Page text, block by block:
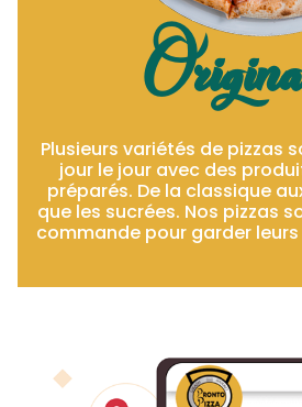
Plusieurs variétés de pizzas
jour le jour avec des
préparés. De la classique
que les sucrées. Nos pizzas
commande pour garder